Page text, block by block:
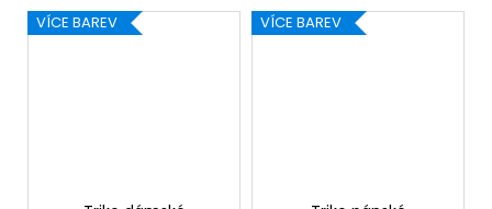
VÍCE BAREV VÍCE BAREV